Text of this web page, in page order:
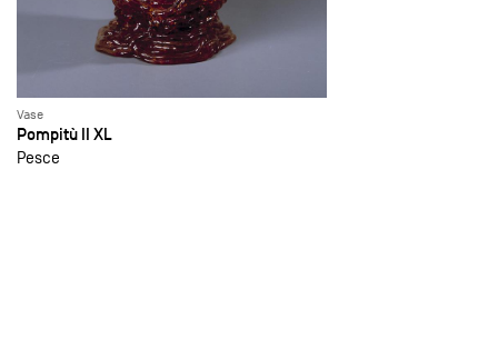
Vase
Pompitù II XL
Pesce